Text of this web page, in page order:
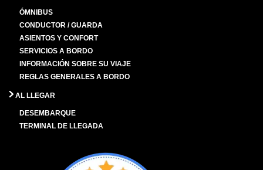
ÓMNIBUS
CONDUCTOR / GUARDA
ASIENTOS Y CONFORT
SERVICIOS A BORDO
INFORMACIÓN SOBRE SU VIAJE
REGLAS GENERALES A BORDO
AL LLEGAR
DESEMBARQUE
TERMINAL DE LLEGADA